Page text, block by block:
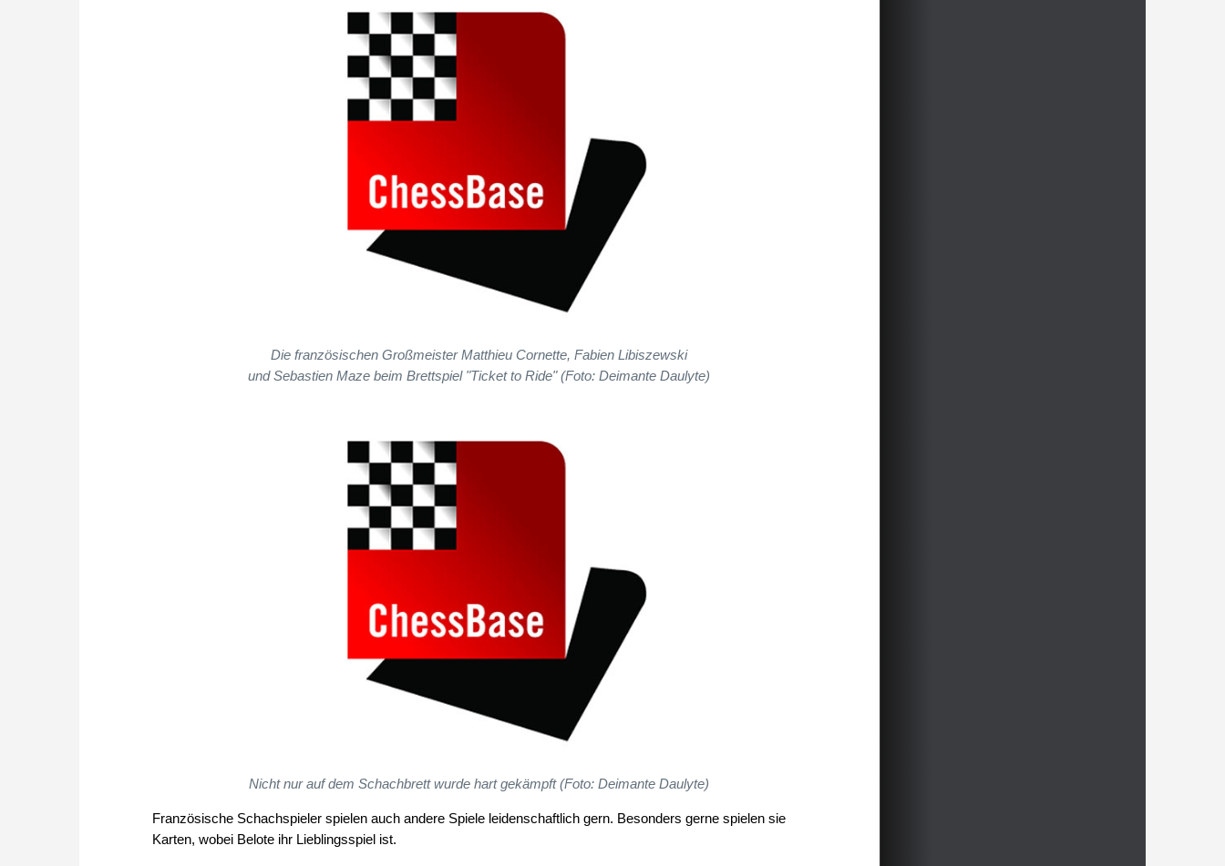
Die französischen Großmeister Matthieu Cornette, Fabien Libiszewski
und Sebastien Maze beim Brettspiel "Ticket to Ride" (Foto: Deimante Daulyte)
Nicht nur auf dem Schachbrett wurde hart gekämpft (Foto: Deimante Daulyte)
Französische Schachspieler spielen auch andere Spiele leidenschaftlich gern. Besonders gerne spielen sie
Karten, wobei Belote ihr Lieblingsspiel ist.